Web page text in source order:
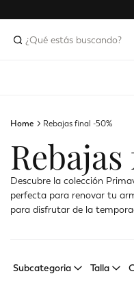
Home Rebajas final -50%
Descubre la colección
perfecta para renovar tu
para disfrutar de la
Subcategoria Talla